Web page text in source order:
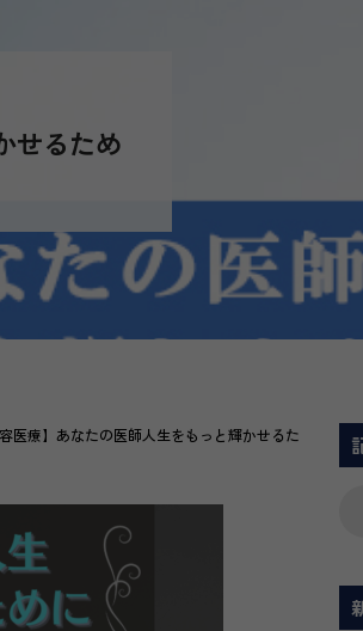
せるため
容医療】あなたの医師人生をもっと輝かせるた